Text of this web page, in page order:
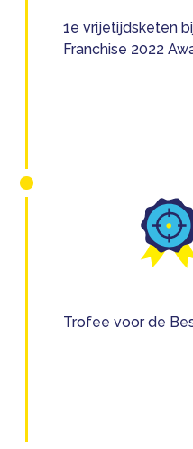
1e vrijetijdsketen
Franchise 2022
Trofee voor de